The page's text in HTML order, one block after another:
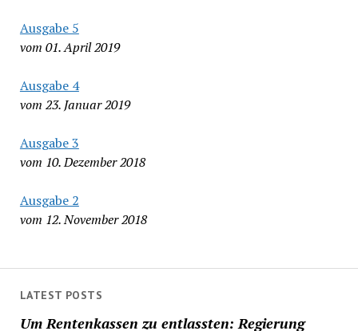
Ausgabe 5
vom 01. April 2019
Ausgabe 4
vom 23. Januar 2019
Ausgabe 3
vom 10. Dezember 2018
Ausgabe 2
vom 12. November 2018
LATEST POSTS
Um Rentenkassen zu entlassten: Regierung